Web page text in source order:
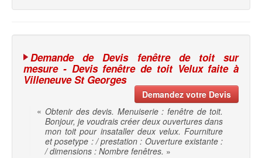
Demande de Devis fenêtre de toit sur
mesure - Devis fenêtre de toit Velux faite à
Villeneuve St Georges
Demandez votre Devis
« Obtenir des devis. Menuiserie : fenêtre de toit.
Bonjour, je voudrais créer deux ouvertures dans
mon toit pour insataller deux velux. Fourniture
et posetype : / prestation : Ouverture existante :
/ dimensions : Nombre fenêtres. »